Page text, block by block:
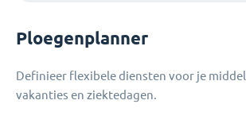
Ploegenplanner
Definieer flexibele diensten voor je
vakanties en ziektedagen.